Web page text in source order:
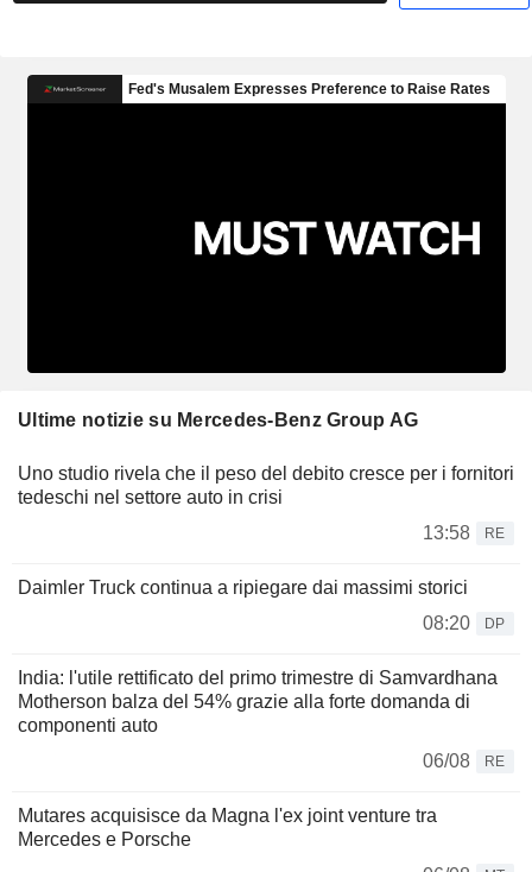
Ultime notizie su Mercedes-Benz Group AG
Uno studio rivela che il peso del debito cresce per i fornitori
tedeschi nel settore auto in crisi
13:58
RE
Daimler Truck continua a ripiegare dai massimi storici
08:20
DP
India: l'utile rettificato del primo trimestre di Samvardhana
Motherson balza del 54% grazie alla forte domanda di
componenti auto
06/08
RE
Mutares acquisisce da Magna l'ex joint venture tra
Mercedes e Porsche